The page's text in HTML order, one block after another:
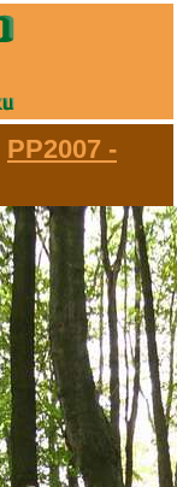
PP2007 -